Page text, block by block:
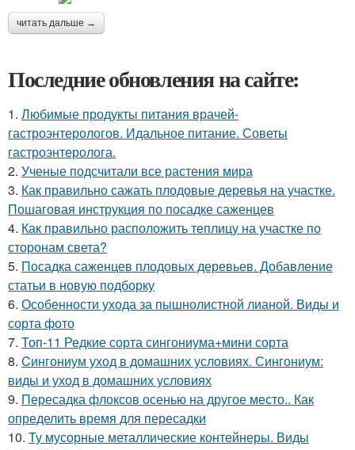
читать дальше →
Последние обновления на сайте:
1. Любимые продукты питания врачей-
гастроэнтерологов. Идальное питание. Советы
гастроэнтеролога.
2. Ученые подсчитали все растения мира
3. Как правильно сажать плодовые деревья на участке.
Пошаговая инструкция по посадке саженцев
4. Как правильно расположить теплицу на участке по
сторонам света?
5. Посадка саженцев плодовых деревьев. Добавление
статьи в новую подборку
6. Особенности ухода за пышнолистной лианой. Виды и
сорта фото
7. Топ-11 Редкие сорта сингониума+мини сорта
8. Cингониум уход в домашних условиях. Сингониум:
виды и уход в домашних условиях
9. Пересадка флоксов осенью на другое место.. Как
определить время для пересадки
10. Ту мусорные металлические контейнеры. Виды